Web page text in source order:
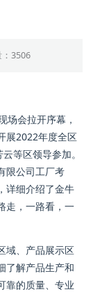
3506
场会拉开序幕，
展2022年度全区
等区领导参加。
限公司工厂考
详细介绍了金牛
走，一路看，一
域、产品展示区
了解产品生产和
靠的质量、专业